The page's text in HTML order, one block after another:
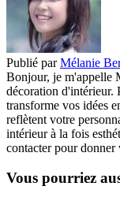
Publié par Mélanie
Bonjour, je m'appelle
décoration d'intérieur.
transforme vos idées
reflètent votre
intérieur à la fois
contacter pour donner
Vous pourriez